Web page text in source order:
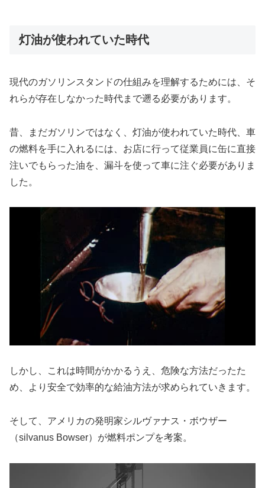
灯油が使われていた時代
現代のガソリンスタンドの仕組みを理解するためには、そ
れらが存在しなかった時代まで遡る必要があります。
昔、まだガソリンではなく、灯油が使われていた時代、車
の燃料を手に入れるには、お店に行って従業員に缶に直接
注いでもらった油を、漏斗を使って車に注ぐ必要がありま
した。
しかし、これは時間がかかるうえ、危険な方法だったた
め、より安全で効率的な給油方法が求められていきます。
そして、アメリカの発明家シルヴァナス・ボウザー
（silvanus Bowser）が燃料ポンプを考案。